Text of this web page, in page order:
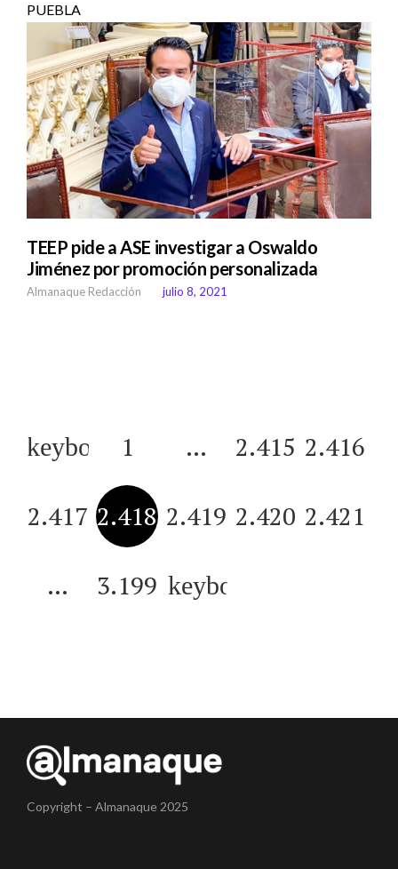
PUEBLA
TEEP pide a ASE investigar a Oswaldo
Jiménez por promoción personalizada
Almanaque Redacción julio 8, 2021
1 … 2.415 2.416
2.417 2.418 2.419 2.420 2.421
… 3.199
Copyright – Almanaque 2025